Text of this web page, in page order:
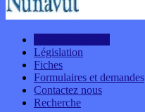
Législation
Fiches
Formulaires et demandes
Contactez nous
Recherche